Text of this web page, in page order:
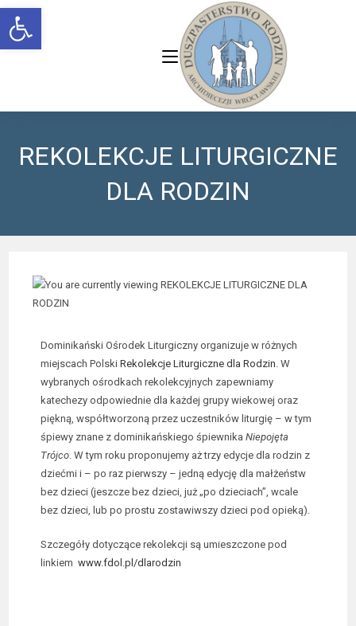
Open toolbar
REKOLEKCJE LITURGICZNE
DLA RODZIN
Dominikański Ośrodek Liturgiczny organizuje w różnych
miejscach PolskiRekolekcje Liturgiczne dla Rodzin. W
wybranych ośrodkach rekolekcyjnych zapewniamy
katechezy odpowiednie dla każdej grupy wiekowej oraz
piękną, współtworzoną przez uczestników liturgię – w tym
śpiewy znane z dominikańskiego śpiewnikaNiepojęta
Trójco. W tym roku proponujemy aż trzy edycje dla rodzin z
dziećmi i – po raz pierwszy – jedną edycję dla małżeństw
bez dzieci (jeszcze bez dzieci, już „po dzieciach”, wcale
bez dzieci, lub po prostu zostawiwszy dzieci pod opieką).
Szczegóły dotyczące rekolekcji są umieszczone pod
linkiemwww.fdol.pl/dlarodzin